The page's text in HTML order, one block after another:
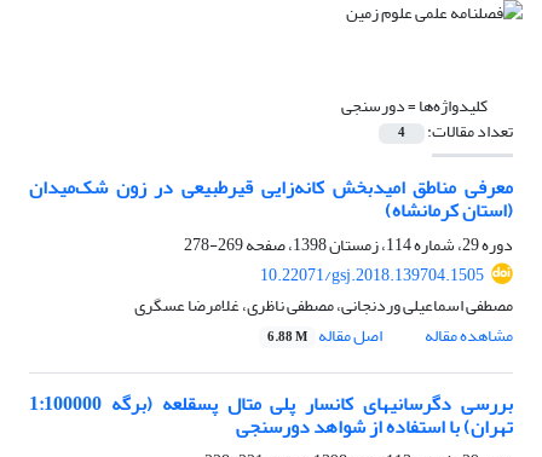
کلیدواژه‌ها =دورسنجی
تعداد مقالات: 4
معرفی مناطق امیدبخش کانه‌زایی قیرطبیعی در زون شک‌میدان
(استان کرمانشاه)
دوره 29، شماره 114، زمستان 1398، صفحه
269-278
10.22071/gsj.2018.139704.1505
مصطفی اسماعیلی وردنجانی، مصطفی ناظری، غلامرضا عسگری
مشاهده مقاله
اصل مقاله 6.88 M
بررسی دگرسانی‏های کانسار پلی‏ متال پس‏قلعه (برگه 1:100000
تهران) با استفاده از شواهد دورسنجی